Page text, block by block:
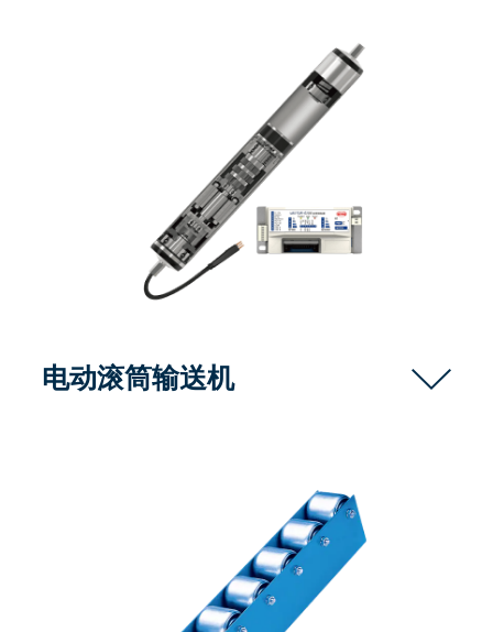
电动滚筒输送机